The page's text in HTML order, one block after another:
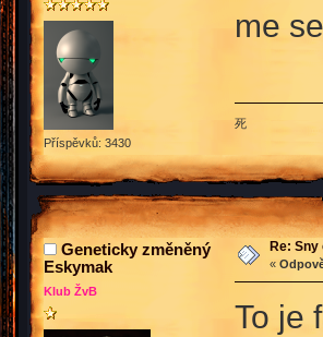
Příspěvků: 3430
me
死
Geneticky změněný
Eskymak
Klub ŽvB
Re: Sny
«
To je